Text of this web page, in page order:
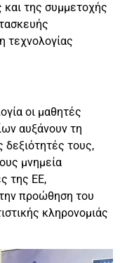
της συμμετοχής
τεχνολογίας
οι μαθητές
αυξάνουν τη
δεξιότητές τους,
μνημεία
της ΕΕ,
προώθηση του
κληρονομιάς